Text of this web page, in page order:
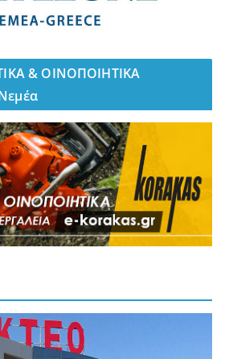
& ΟΙΝΟΠΟΙΗΤΙΚΑ